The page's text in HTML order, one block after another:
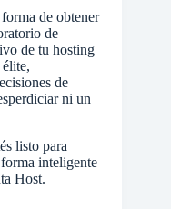
de obtener
de
de tu hosting
de
ni un
listo para
inteligente
Host.